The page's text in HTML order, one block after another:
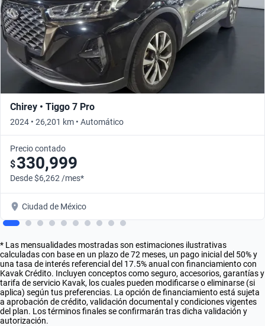
Chirey • Tiggo 7 Pro
2024 • 26,201 km • Automático
Precio contado
$330,999
Desde $6,262 /mes*
Ciudad de México
* Las mensualidades mostradas son estimaciones ilustrativas
calculadas con base en un plazo de 72 meses, un pago inicial del 50% y
una tasa de interés referencial del 17.5% anual con financiamiento con
Kavak Crédito. Incluyen conceptos como seguro, accesorios, garantías y
tarifa de servicio Kavak, los cuales pueden modificarse o eliminarse (si
aplica) según tus preferencias. La opción de financiamiento está sujeta
a aprobación de crédito, validación documental y condiciones vigentes
del plan. Los términos finales se confirmarán tras dicha validación y
autorización.